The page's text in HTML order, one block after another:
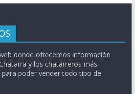
donde ofrecemos información
y los chatarreros más
poder vender todo tipo de